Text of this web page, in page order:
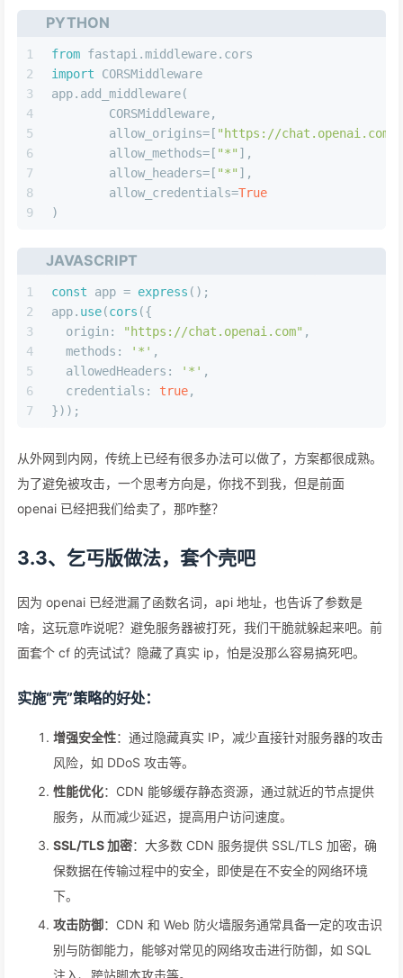
PYTHON
1
2
3
4
5
6
7
8
9
from fastapi.middleware.cors
import CORSMiddleware
app.add_middleware(
	CORSMiddleware,
	allow_origins=[
"https://chat.openai.com"
	allow_methods=[
"*" ],
	allow_headers=[
"*" ],
	allow_credentials=
True
)
JAVASCRIPT
1
2
3
4
5
6
7
const app = express ();
app. use(cors ({
origin : "https://chat.openai.com" ,
methods : '*' ,
allowedHeaders : '*' ,
credentials : true,
}));
从外网到内网，传统上已经有很多办法可以做了，方案都很成熟。
为了避免被攻击，一个思考方向是，你找不到我，但是前面
openai 已经把我们给卖了，那咋整？
3.3、乞丐版做法，套个壳吧
因为 openai 已经泄漏了函数名词，api 地址，也告诉了参数是
啥，这玩意咋说呢？避免服务器被打死，我们干脆就躲起来吧。前
面套个 cf 的壳试试？隐藏了真实 ip，怕是没那么容易搞死吧。
实施“壳”策略的好处：
增强安全性：通过隐藏真实 IP，减少直接针对服务器的攻击
风险，如 DDoS 攻击等。
性能优化：CDN 能够缓存静态资源，通过就近的节点提供
服务，从而减少延迟，提高用户访问速度。
SSL/TLS 加密：大多数 CDN 服务提供 SSL/TLS 加密，确
保数据在传输过程中的安全，即使是在不安全的网络环境
下。
攻击防御：CDN 和 Web 防火墙服务通常具备一定的攻击识
别与防御能力，能够对常见的网络攻击进行防御，如 SQL
注入、跨站脚本攻击等。